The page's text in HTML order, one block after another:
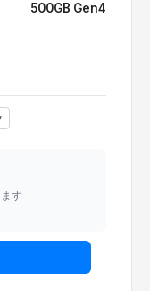
500GB Gen4
す